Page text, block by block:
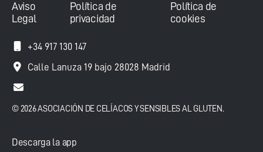
Aviso
Legal
Política de
privacidad
Política de
cookies
+34 917 130 147
Calle Lanuza 19 bajo 28028 Madrid
© 2026 ASOCIACIÓN DE CELÍACOS Y SENSIBLES AL GLUTEN.
Descarga la app